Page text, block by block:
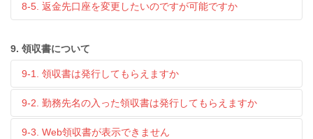
8-5. 返金先口座を変更したいのですが可能ですか
9. 領収書について
9-1. 領収書は発行してもらえますか
9-2. 勤務先名の入った領収書は発行してもらえますか
9-3. Web領収書が表示できません